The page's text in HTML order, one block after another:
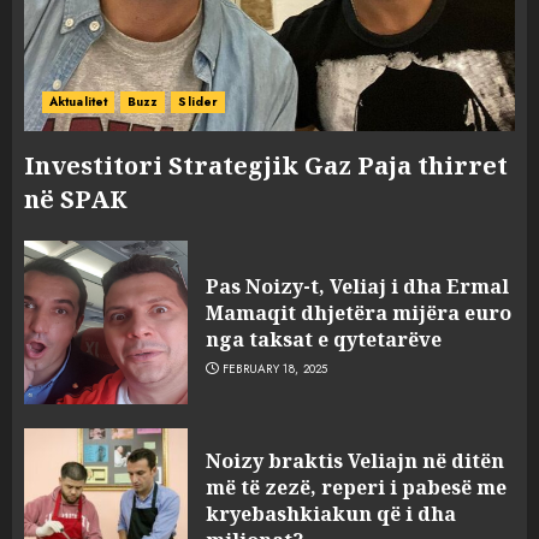
Aktualitet Buzz Slider
Investitori Strategjik Gaz Paja thirret
në SPAK
Pas Noizy-t, Veliaj i dha Ermal
Mamaqit dhjetëra mijëra euro
nga taksat e qytetarëve
FEBRUARY 18, 2025
Noizy braktis Veliajn në ditën
më të zezë, reperi i pabesë me
kryebashkiakun që i dha
sulmuan “One Albania”,
ngjarja u fsheh. A u vodhën
serverat?